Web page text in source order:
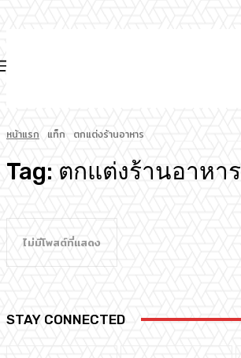
หน้าแรก แท็ก ตกแต่งร้านอาหาร
Tag: ตกแต่งร้านอาหาร
ไม่มีโพสต์ที่แสดง
STAY CONNECTED